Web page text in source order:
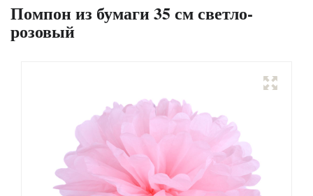
Помпон из бумаги 35 см светло-
розовый